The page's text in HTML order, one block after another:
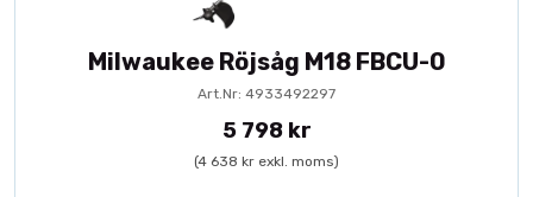
Milwaukee Röjsåg M18 FBCU-0
Art.Nr: 4933492297
5 798 kr
(4 638 kr exkl. moms)